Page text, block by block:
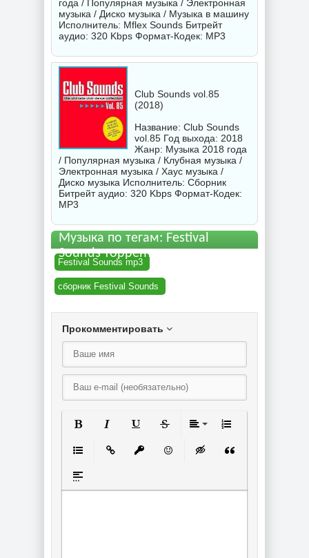
года / Популярная музыка / Электронная
музыка / Диско музыка / Музыка в машину
Исполнитель: Mflex Sounds Битрейт
аудио: 320 Kbps Формат-Кодек: MP3
Club Sounds vol.85
(2018)
Название: Club Sounds
vol.85 Год выхода: 2018
Жанр: Музыка 2018 года
/ Популярная музыка / Клубная музыка /
Электронная музыка / Хаус музыка /
Диско музыка Исполнитель: Сборник
Битрейт аудио: 320 Kbps Формат-Кодек:
MP3
Музыка по тегам: Fеstivаl
Sounds торрент
Fеstivаl Sounds mp3
сборник Fеstivаl Sounds
Прокомментировать
Вставка спойлера